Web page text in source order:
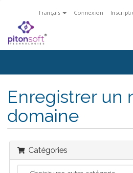
Français Connexion
Enregistrer un
domaine
Catégories